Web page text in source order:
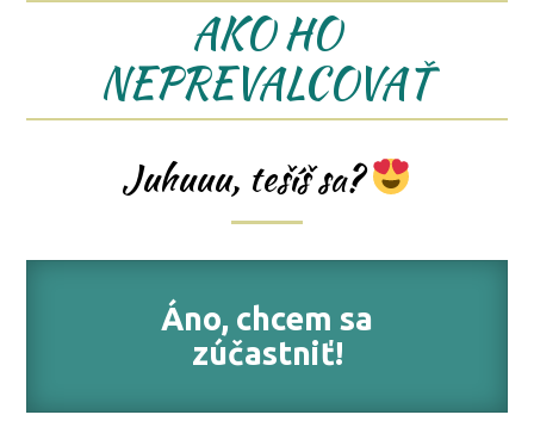
AKO HO
NEPREVALCOVAŤ
Juhuuu, tešíš sa?
Áno, chcem sa
zúčastniť!